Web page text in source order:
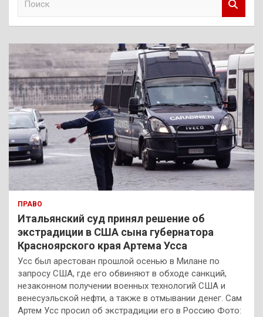
к
ПРАВО
Итальянский суд принял решение об
экстрадиции в США сына губернатора
Красноярского края Артема Усса
Усс был арестован прошлой осенью в Милане по
запросу США, где его обвиняют в обходе санкций,
незаконном получении военных технологий США и
венесуэльской нефти, а также в отмывании денег. Сам
Артем Усс просил об экстрадиции его в Россию Фото: